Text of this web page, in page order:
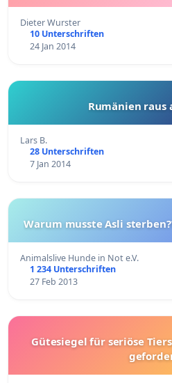
Dieter Wurster
10 Unterschriften
24 Jan 2014
Rumänien raus
Lars B.
28 Unterschriften
7 Jan 2014
Warum musste Asli
Animalslive Hunde in Not e.V.
1 234 Unterschriften
27 Feb 2013
Gütesiegel für seriöse